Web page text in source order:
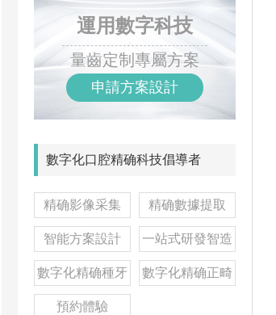
運用數字科技
量齒定制專屬方案
申請方案設計
數字化口腔精确科技倡導者
精确影像采集 精确數據提取
智能方案設計 一站式研發智造
數字化精确種牙 數字化精确正畸
預約體驗